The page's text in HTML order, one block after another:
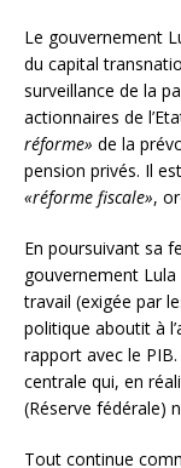
Le gouvernement
du capital
surveillance de la
actionnaires de
réforme» de la
pension privés. Il
«réforme fiscale»,
En poursuivant sa
gouvernement
travail (exigée par
politique aboutit à
rapport avec le
centrale qui, en
(Réserve fédérale)
Tout continue